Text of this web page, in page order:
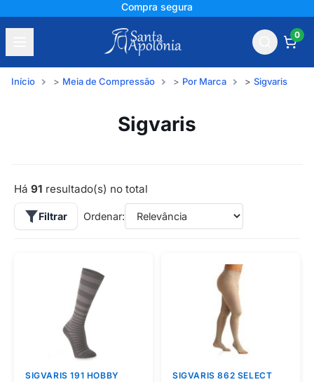
+150 mil avaliações
0
Início Meia de Compressão Por Marca Sigvaris
Sigvaris
Há 91 resultado(s) no total
Filtrar Ordenar:
SIGVARIS 191 HOBBY
SIGVARIS 862 SELECT